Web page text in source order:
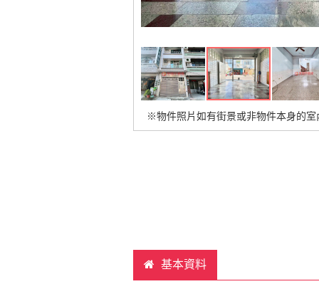
※物件照片如有街景或非物件本身的
基本資料